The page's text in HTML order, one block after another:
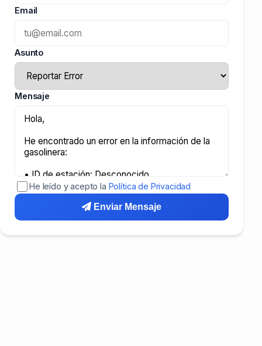
Email
Asunto
Mensaje
He leído y acepto la Política de Privacidad
Enviar Mensaje